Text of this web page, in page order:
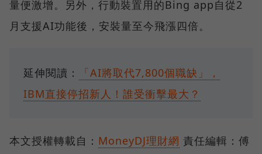
量便激增。另外，行動裝置用的Bing app自從2
月支援AI功能後，安裝量至今飛漲四倍。
延伸閱讀：
「AI將取代7,800個職缺」，
IBM直接停招新人！誰受衝擊最大？
本文授權轉載自： MoneyDJ理財網 責任編輯：傅